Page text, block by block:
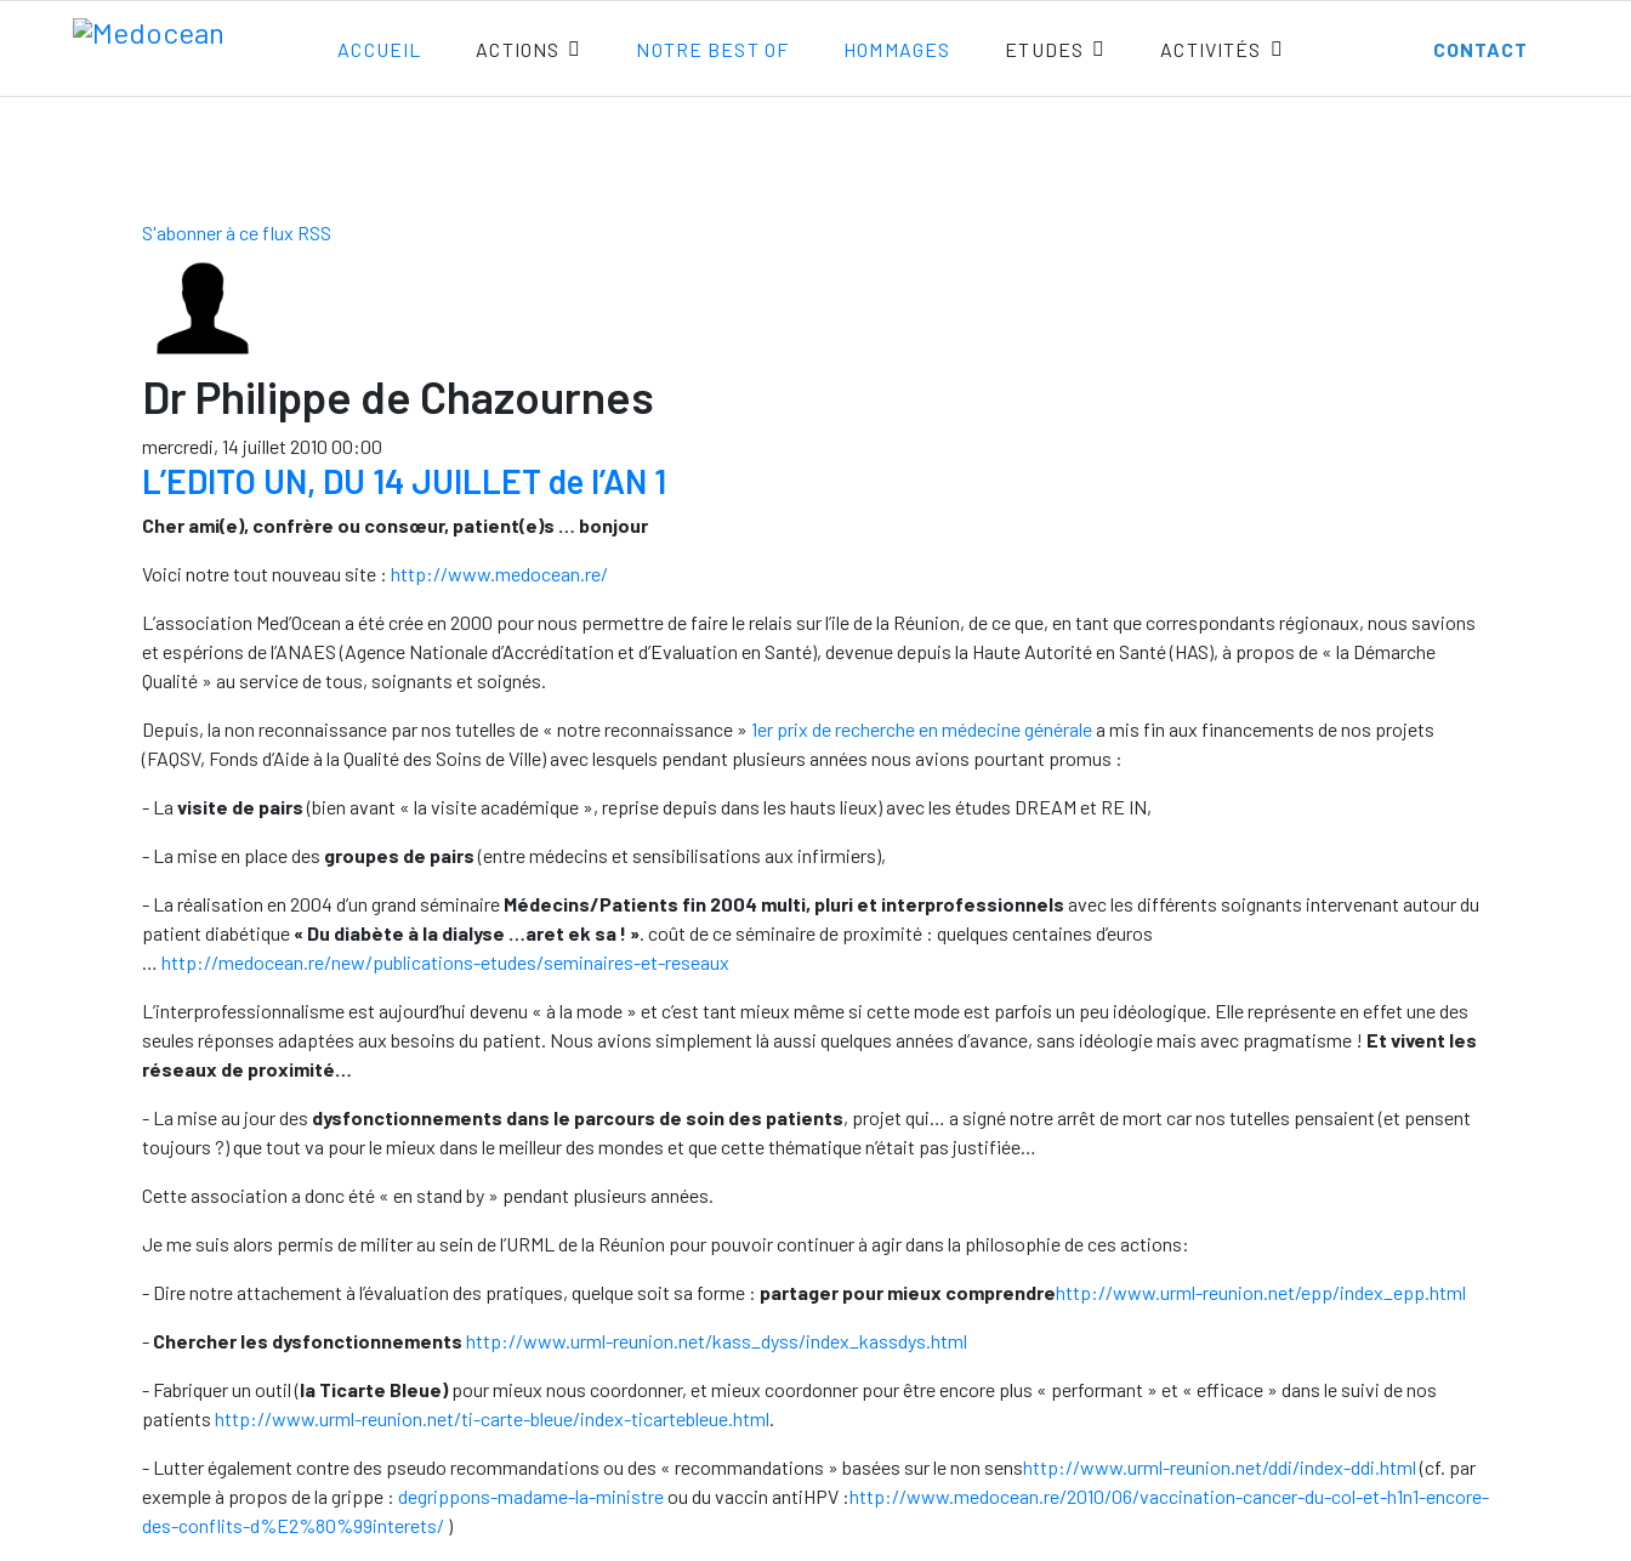
ACCUEIL ACTIONS NOTRE BEST OF HOMMAGES ETUDES ACTIVITÉS CONTACT
S'abonner à ce flux RSS
Dr Philippe de Chazournes
mercredi, 14 juillet 2010 00:00
L’EDITO UN, DU 14 JUILLET de l’AN 1
Cher ami(e), confrère ou consœur, patient(e)s … bonjour
Voici notre tout nouveau site : http://www.medocean.re/
L’association Med’Ocean a été crée en 2000 pour nous permettre de faire le relais sur l’ile de la Réunion, de ce que, en tant que correspondants régionaux, nous savions
et espérions de l’ANAES (Agence Nationale d’Accréditation et d’Evaluation en Santé), devenue depuis la Haute Autorité en Santé (HAS), à propos de « la Démarche
Qualité » au service de tous, soignants et soignés.
Depuis, la non reconnaissance par nos tutelles de « notre reconnaissance » 1er prix de recherche en médecine généralea mis fin aux financements de nos projets
(FAQSV, Fonds d’Aide à la Qualité des Soins de Ville) avec lesquels pendant plusieurs années nous avions pourtant promus :
- La visite de pairs(bien avant « la visite académique », reprise depuis dans les hauts lieux) avec les études DREAM et RE IN,
- La mise en place des groupes de pairs(entre médecins et sensibilisations aux infirmiers),
- La réalisation en 2004 d’un grand séminaire Médecins/Patients fin 2004 multi, pluri et interprofessionnels avec les différents soignants intervenant autour du
patient diabétique « Du diabète à la dialyse …aret ek sa ! ». coût de ce séminaire de proximité : quelques centaines d’euros
… http://medocean.re/new/publications-etudes/seminaires-et-reseaux
L’interprofessionnalisme est aujourd’hui devenu « à la mode » et c’est tant mieux même si cette mode est parfois un peu idéologique. Elle représente en effet une des
seules réponses adaptées aux besoins du patient. Nous avions simplement là aussi quelques années d’avance, sans idéologie mais avec pragmatisme ! Et vivent les
réseaux de proximité…
- La mise au jour des dysfonctionnements dans le parcours de soin des patients, projet qui… a signé notre arrêt de mort car nos tutelles pensaient (et pensent
toujours ?) que tout va pour le mieux dans le meilleur des mondes et que cette thématique n’était pas justifiée…
Cette association a donc été « en stand by » pendant plusieurs années.
Je me suis alors permis de militer au sein de l’URML de la Réunion pour pouvoir continuer à agir dans la philosophie de ces actions:
- Dire notre attachement à l’évaluation des pratiques, quelque soit sa forme : partager pour mieux comprendrehttp://www.urml-reunion.net/epp/index_epp.html
- Chercher les dysfonctionnements http://www.urml-reunion.net/kass_dyss/index_kassdys.html
- Fabriquer un outil (la Ticarte Bleue)pour mieux nous coordonner, et mieux coordonner pour être encore plus « performant » et « efficace » dans le suivi de nos
patients http://www.urml-reunion.net/ti-carte-bleue/index-ticartebleue.html.
- Lutter également contre des pseudo recommandations ou des « recommandations » basées sur le non senshttp://www.urml-reunion.net/ddi/index-ddi.html(cf. par
exemple à propos de la grippe : degrippons-madame-la-ministreou du vaccin antiHPV :http://www.medocean.re/2010/06/vaccination-cancer-du-col-et-h1n1-encore-
des-conflits-d%E2%80%99interets/ )